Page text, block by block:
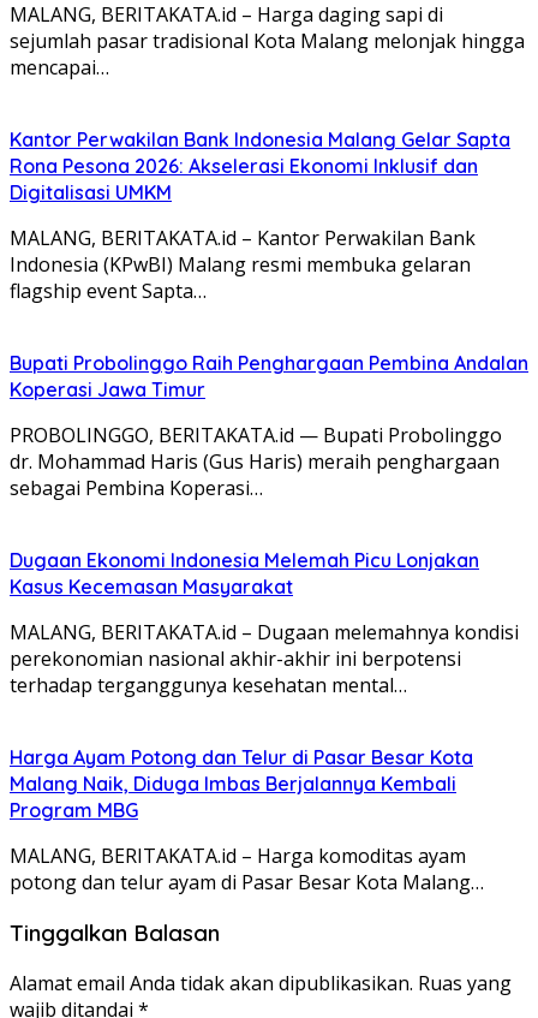
MALANG, BERITAKATA.id – Harga daging sapi di
sejumlah pasar tradisional Kota Malang melonjak hingga
mencapai…
Kantor Perwakilan Bank Indonesia Malang Gelar Sapta
Rona Pesona 2026: Akselerasi Ekonomi Inklusif dan
Digitalisasi UMKM
MALANG, BERITAKATA.id – Kantor Perwakilan Bank
Indonesia (KPwBI) Malang resmi membuka gelaran
flagship event Sapta…
Bupati Probolinggo Raih Penghargaan Pembina Andalan
Koperasi Jawa Timur
PROBOLINGGO, BERITAKATA.id — Bupati Probolinggo
dr. Mohammad Haris (Gus Haris) meraih penghargaan
sebagai Pembina Koperasi…
Dugaan Ekonomi Indonesia Melemah Picu Lonjakan
Kasus Kecemasan Masyarakat
MALANG, BERITAKATA.id – Dugaan melemahnya kondisi
perekonomian nasional akhir-akhir ini berpotensi
terhadap terganggunya kesehatan mental…
Harga Ayam Potong dan Telur di Pasar Besar Kota
Malang Naik, Diduga Imbas Berjalannya Kembali
Program MBG
MALANG, BERITAKATA.id – Harga komoditas ayam
potong dan telur ayam di Pasar Besar Kota Malang…
Tinggalkan Balasan
Alamat email Anda tidak akan dipublikasikan. Ruas yang
wajib ditandai *